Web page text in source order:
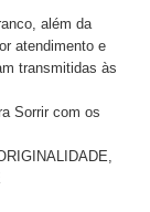
além da
atendimento e
transmitidas às
Sorrir com os